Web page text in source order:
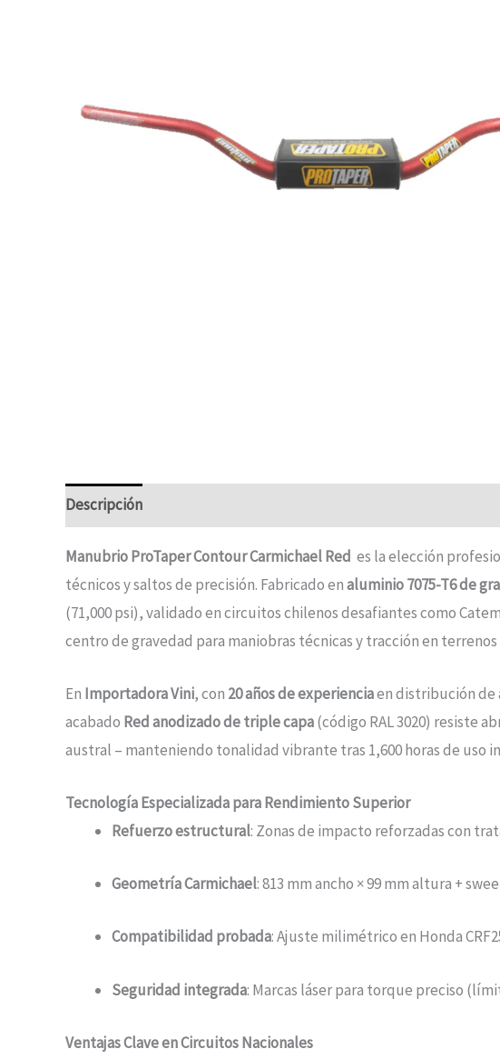
Descripción
Manubrio ProTaper Contour Carmichael Red es la elección
técnicos y saltos de precisión. Fabricado enaluminio 7075-T6 de
(71,000 psi), validado en circuitos chilenos desafiantes como
centro de gravedad para maniobras técnicas y tracción en
En Importadora Vini, con 20 años de experienciaen distribución de
acabado Red anodizado de triple capa(código RAL 3020) resiste
austral – manteniendo tonalidad vibrante tras 1,600 horas de uso
Tecnología Especializada para Rendimiento Superior
Refuerzo estructural: Zonas de impacto reforzadas con
Geometría Carmichael: 813 mm ancho × 99 mm altura +
Compatibilidad probada: Ajuste milimétrico en Honda
Seguridad integrada: Marcas láser para torque preciso
Ventajas Clave en Circuitos Nacionales